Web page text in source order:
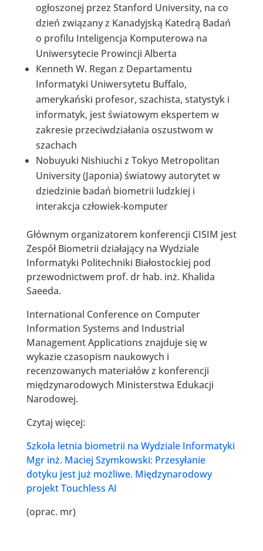
ogłoszonej przez Stanford University, na co
dzień związany z Kanadyjską Katedrą Badań
o profilu Inteligencja Komputerowa na
Uniwersytecie Prowincji Alberta
Kenneth W. Regan z Departamentu
Informatyki Uniwersytetu Buffalo,
amerykański profesor, szachista, statystyk i
informatyk, jest światowym ekspertem w
zakresie przeciwdziałania oszustwom w
szachach
Nobuyuki Nishiuchi z Tokyo Metropolitan
University (Japonia) światowy autorytet w
dziedzinie badań biometrii ludzkiej i
interakcja człowiek-komputer
Głównym organizatorem konferencji CISIM jest
Zespół Biometrii działający na Wydziale
Informatyki Politechniki Białostockiej pod
przewodnictwem prof. dr hab. inż. Khalida
Saeeda.
International Conference on Computer
Information Systems and Industrial
Management Applications znajduje się w
wykazie czasopism naukowych i
recenzowanych materiałów z konferencji
międzynarodowych Ministerstwa Edukacji
Narodowej.
Czytaj więcej:
Szkoła letnia biometrii na Wydziale Informatyki
Mgr inż. Maciej Szymkowski: Przesyłanie
dotyku jest już możliwe. Międzynarodowy
projekt Touchless AI
(oprac. mr)